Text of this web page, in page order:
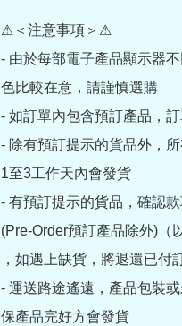
⚠＜注意事項＞⚠
- 由於每部電子產品顯示器
色比較在意，請謹慎選購
- 如訂單內包含預訂產品，
- 除有預訂提示的貨品外，
1至3工作天內會發貨
- 有預訂提示的貨品，確認
(Pre-Order預訂產品除外)（
，如遇上缺貨，將退還已付
- 運送路途遙遠，產品包裝
保產品完好方會發貨